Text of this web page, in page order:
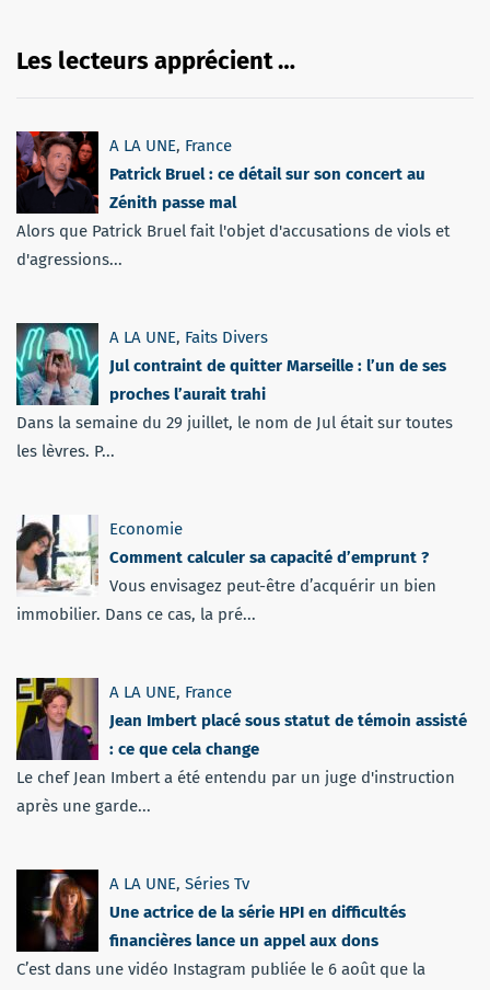
Les lecteurs apprécient …
A LA UNE, France
Patrick Bruel : ce détail sur son concert au
Zénith passe mal
Alors que Patrick Bruel fait l'objet d'accusations de viols et
d'agressions...
A LA UNE, Faits Divers
Jul contraint de quitter Marseille : l’un de ses
proches l’aurait trahi
Dans la semaine du 29 juillet, le nom de Jul était sur toutes
les lèvres. P...
Economie
Comment calculer sa capacité d’emprunt ?
Vous envisagez peut-être d’acquérir un bien
immobilier. Dans ce cas, la pré...
A LA UNE, France
Jean Imbert placé sous statut de témoin assisté
: ce que cela change
Le chef Jean Imbert a été entendu par un juge d'instruction
après une garde...
A LA UNE, Séries Tv
Une actrice de la série HPI en difficultés
financières lance un appel aux dons
C’est dans une vidéo Instagram publiée le 6 août que la